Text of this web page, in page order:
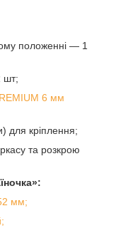
положенні — 1
шт;
6 мм
для кріплення;
та розкрою
мм;